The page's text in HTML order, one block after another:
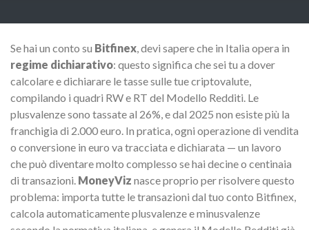
Se hai un conto su Bitfinex, devi sapere che in Italia opera in
regime dichiarativo: questo significa che sei tu a dover
calcolare e dichiarare le tasse sulle tue criptovalute,
compilando i quadri RW e RT del Modello Redditi. Le
plusvalenze sono tassate al 26%, e dal 2025 non esiste più la
franchigia di 2.000 euro. In pratica, ogni operazione di vendita
o conversione in euro va tracciata e dichiarata — un lavoro
che può diventare molto complesso se hai decine o centinaia
di transazioni. MoneyViz nasce proprio per risolvere questo
problema: importa tutte le transazioni dal tuo conto Bitfinex,
calcola automaticamente plusvalenze e minusvalenze